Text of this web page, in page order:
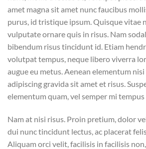
amet magna sit amet nunc faucibus
purus, id tristique ipsum. Quisque vitae
vulputate ornare quis in risus. Nam
bibendum risus tincidunt id. Etiam
volutpat tempus, neque libero viverra
augue eu metus. Aenean elementum
adipiscing gravida sit amet et risus.
elementum quam, vel semper mi tempus
Nam at nisi risus. Proin pretium, dolor
dui nunc tincidunt lectus, ac placerat
Aliquam orci velit, facilisis in facilisis